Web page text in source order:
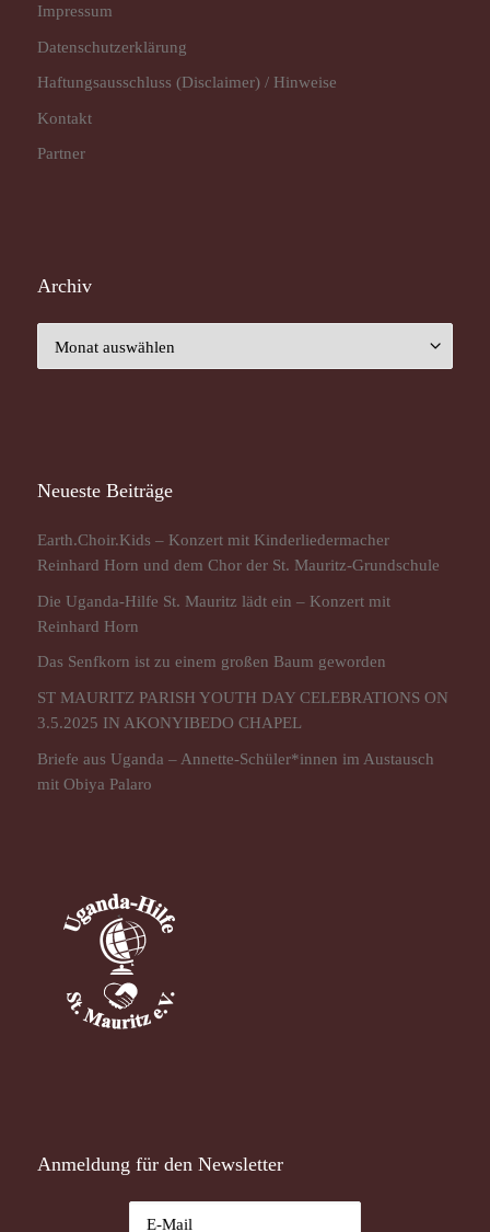
Impressum
Datenschutz­erklärung
Haftungsausschluss (Disclaimer) / Hinweise
Kontakt
Partner
Archiv
Neueste Beiträge
Earth.Choir.Kids – Konzert mit Kinderliedermacher
Reinhard Horn und dem Chor der St. Mauritz-Grundschule
Die Uganda-Hilfe St. Mauritz lädt ein – Konzert mit
Reinhard Horn
Das Senfkorn ist zu einem großen Baum geworden
ST MAURITZ PARISH YOUTH DAY CELEBRATIONS ON
3.5.2025 IN AKONYIBEDO CHAPEL
Briefe aus Uganda – Annette-Schüler*innen im Austausch
mit Obiya Palaro
Anmeldung für den Newsletter